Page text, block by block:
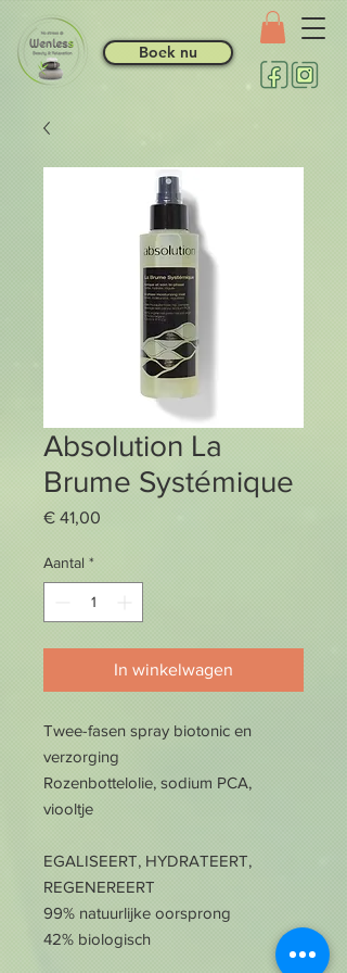
Boek nu
Absolution La
Brume Systémique
€ 41,00
Aantal *
In winkelwagen
Twee-fasen spray biotonic en
verzorging
Rozenbottelolie, sodium PCA,
viooltje
EGALISEERT, HYDRATEERT,
REGENEREERT
99% natuurlijke oorsprong
42% biologisch